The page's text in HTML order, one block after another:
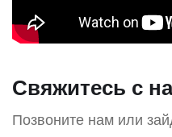
Свяжитесь с
Позвоните нам или